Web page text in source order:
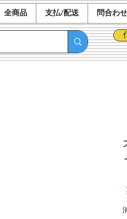
全商品 支払/配送 問合わせ